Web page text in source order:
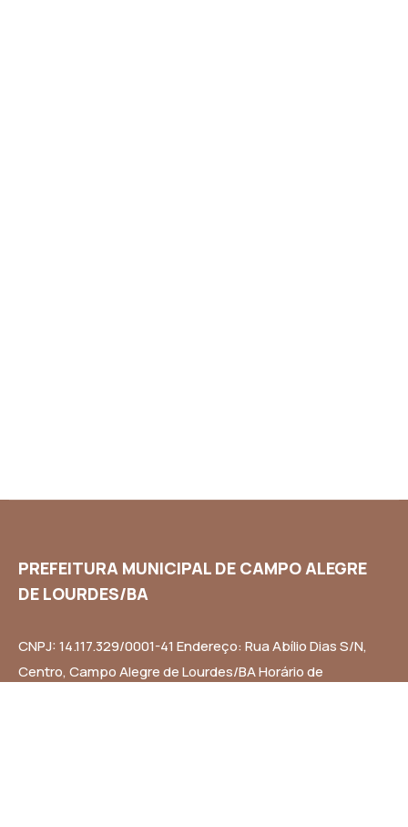
PREFEITURA MUNICIPAL DE CAMPO ALEGRE
DE LOURDES/BA
CNPJ: 14.117.329/0001-41 Endereço: Rua Abílio Dias S/N,
Centro, Campo Alegre de Lourdes/BA Horário de